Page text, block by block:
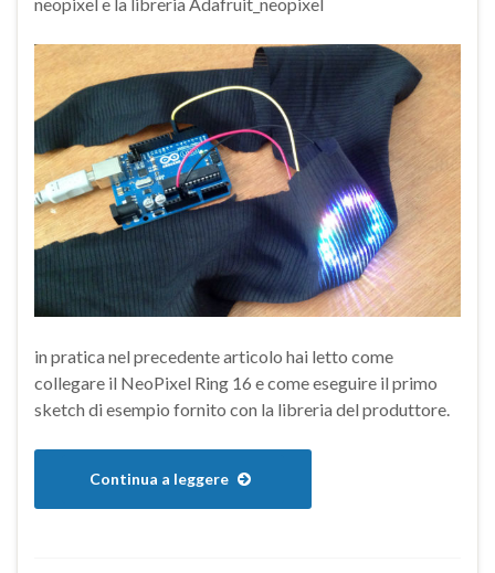
in pratica nel precedente articolo hai letto come
collegare il NeoPixel Ring 16 e come eseguire il primo
sketch di esempio fornito con la libreria del produttore.
Continua a leggere